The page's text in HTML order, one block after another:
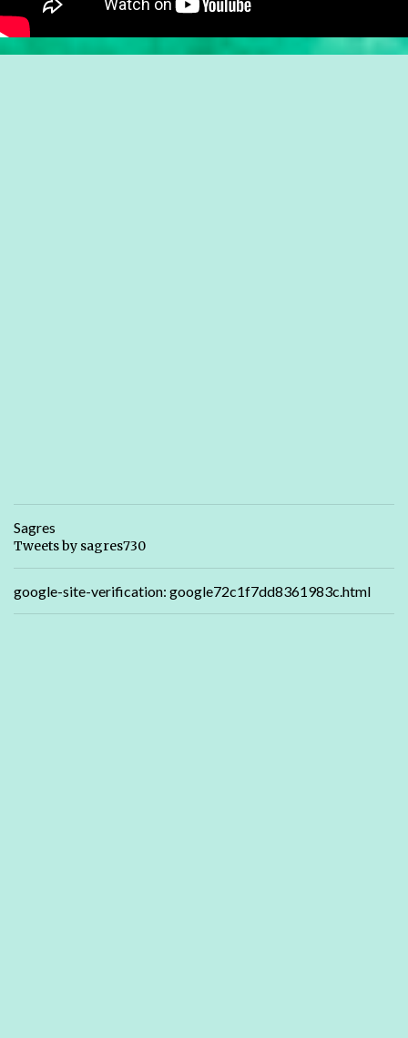
Sagres
Tweets by sagres730
google-site-verification: google72c1f7dd8361983c.html